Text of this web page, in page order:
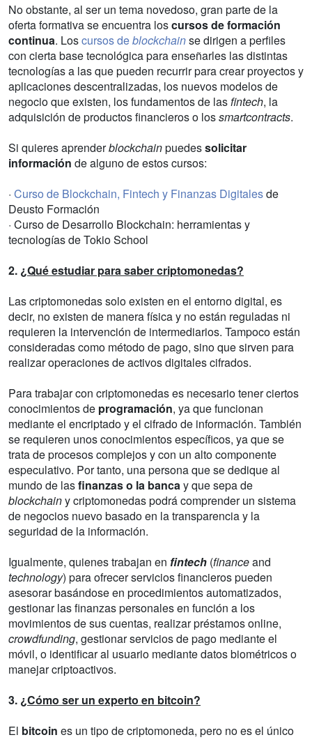
No obstante, al ser un tema novedoso, gran parte de la
oferta formativa se encuentra loscursos de formación
continua. Loscursos deblockchainse dirigen a perfiles
con cierta base tecnológica para enseñarles las distintas
tecnologías a las que pueden recurrir para crear proyectos y
aplicaciones descentralizadas, los nuevos modelos de
negocio que existen, los fundamentos de las fintech, la
adquisición de productos financieros o lossmartcontracts.
Si quieres aprenderblockchainpuedessolicitar
información de alguno de estos cursos:
· Curso de Blockchain, Fintech y Finanzas Digitalesde
Deusto Formación
· Curso de Desarrollo Blockchain: herramientas y
tecnologías de Tokio School
2. ¿Qué estudiar para saber criptomonedas?
Las criptomonedas solo existen en el entorno digital, es
decir, no existen de manera física y no están reguladas ni
requieren la intervención de intermediarios. Tampoco están
consideradas como método de pago, sino que sirven para
realizar operaciones de activos digitales cifrados.
Para trabajar con criptomonedas es necesario tener ciertos
conocimientos de programación, ya que funcionan
mediante el encriptado y el cifrado de información. También
se requieren unos conocimientos específicos, ya que se
trata de procesos complejos y con un alto componente
especulativo. Por tanto, una persona que se dedique al
mundo de lasfinanzas o la banca y que sepa de
blockchainy criptomonedas podrá comprender un sistema
de negocios nuevo basado en la transparencia y la
seguridad de la información.
Igualmente, quienes trabajan en fintech (financeand
technology) para ofrecer servicios financieros pueden
asesorar basándose en procedimientos automatizados,
gestionar las finanzas personales en función a los
movimientos de sus cuentas, realizar préstamos online,
crowdfunding, gestionar servicios de pago mediante el
móvil, o identificar al usuario mediante datos biométricos o
manejar criptoactivos.
3. ¿Cómo ser un experto en bitcoin?
El bitcoin es un tipo de criptomoneda, pero no es el único